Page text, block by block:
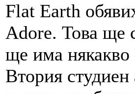
Flat Earth
Adore. Това ще
ще има някакво
Втория